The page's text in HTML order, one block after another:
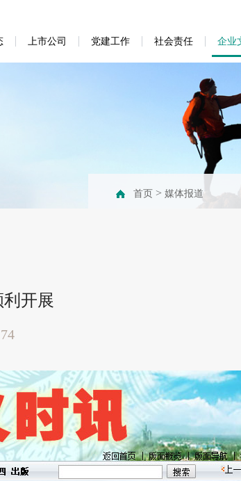
上市公司 党建工作 社会责任 企业
首页 > 媒体报道
开展